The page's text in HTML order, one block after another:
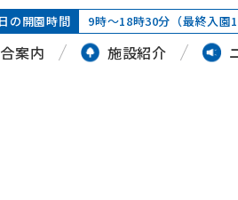
の開園時間 9時～18時30分（最終入園
案内 施設紹介